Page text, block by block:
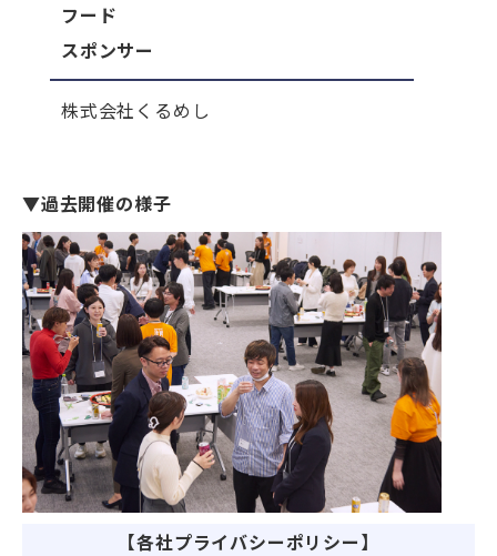
フード
スポンサー
株式会社くるめし
▼過去開催の様子
【各社プライバシーポリシー】